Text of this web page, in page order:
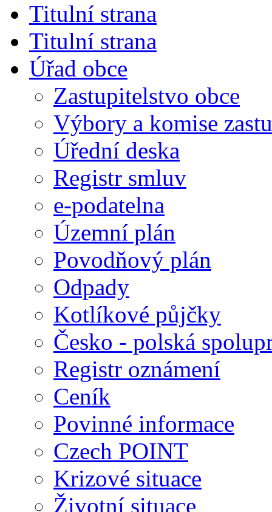
Titulní strana
Titulní strana
Úřad obce
Zastupitelstvo obce
Výbory a komise
Úřední deska
Registr smluv
e-podatelna
Územní plán
Povodňový plán
Odpady
Kotlíkové půjčky
Česko - polská
Registr oznámení
Ceník
Povinné informace
Czech POINT
Krizové situace
Životní situace